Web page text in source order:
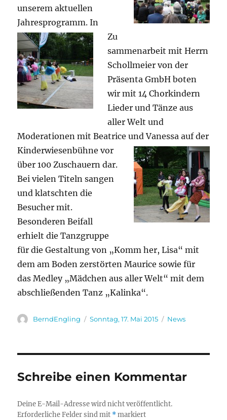
unserem aktuellen
Jahresprogramm. In
Zu
sammenarbeit mit Herrn
Schollmeier von der
Präsenta GmbH boten
wir mit 14 Chorkindern
Lieder und Tänze aus
aller Welt und
Moderationen mit Beatrice undVanessa auf der
Kinderwiesenbühne vor
über 100 Zuschauern dar.
Bei vielen Titeln sangen
und klatschten die
Besucher mit.
Besonderen Beifall
erhielt die Tanzgruppe
für die Gestaltung von „Komm her, Lisa“ mit
dem am Boden zerstörten Maurice sowie für
das Medley „Mädchen aus aller Welt“ mit dem
abschließenden Tanz „Kalinka“.
Autor
BerndEngling
Veröffentlicht
Sonntag, 17. Mai 2015 Kategorien
News
Schreibe einen Kommentar
Deine E-Mail-Adresse wird nicht veröffentlicht.
Erforderliche Felder sind mit *markiert